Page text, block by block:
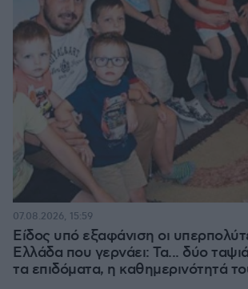
Είδος υπό εξαφάνιση οι
Ελλάδα που γερνάει: Τα... δύο
τα επιδόματα, η καθημερινότητά
07.08.2026, 15:59